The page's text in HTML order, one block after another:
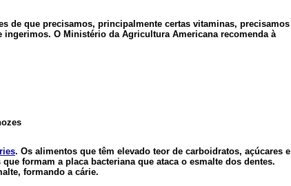
de que precisamos, principalmente certas vitaminas, precisamos
O Ministério da Agricultura Americana recomenda à
. Os alimentos que têm elevado teor de carboidratos, açúcares e
formam a placa bacteriana que ataca o esmalte dos dentes.
formando a cárie.